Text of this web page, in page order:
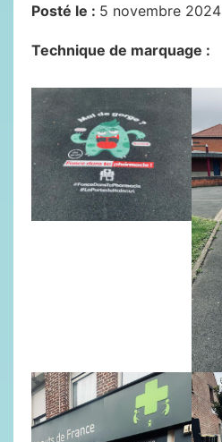
Posté le : 5 novembre 2024
Technique de marquage :